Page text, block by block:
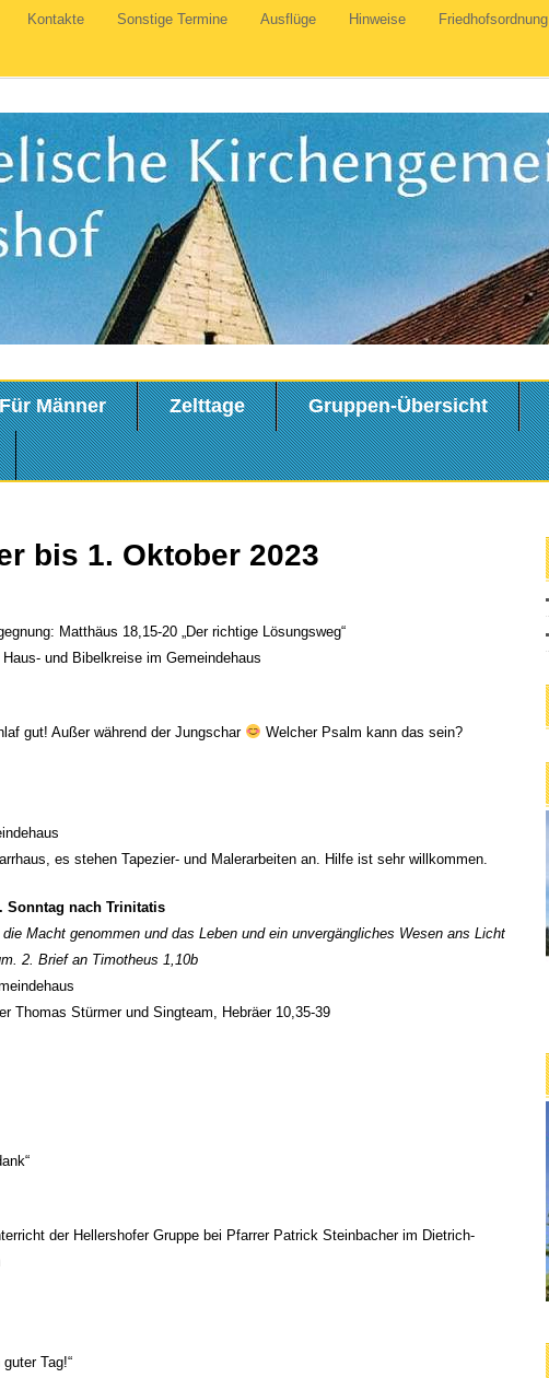
Kontakte Sonstige Termine Ausflüge Hinweise Friedhofsordnung
Für Männer Zelttage Gruppen-Übersicht
bis 1. Oktober 2023
Matthäus 18,15-20 „Der richtige Lösungsweg“
und Bibelkreise im Gemeindehaus
gut! Außer während der Jungschar
Welcher Psalm kann das sein?
es stehen Tapezier- und Malerarbeiten an. Hilfe ist sehr willkommen.
Sonntag nach Trinitatis
Macht genommen und das Leben und ein unvergängliches Wesen ans Licht
2. Brief an Timotheus 1,10b
Thomas Stürmer und Singteam, Hebräer 10,35-39
der Hellershofer Gruppe bei Pfarrer Patrick Steinbacher im Dietrich-
Tag!“